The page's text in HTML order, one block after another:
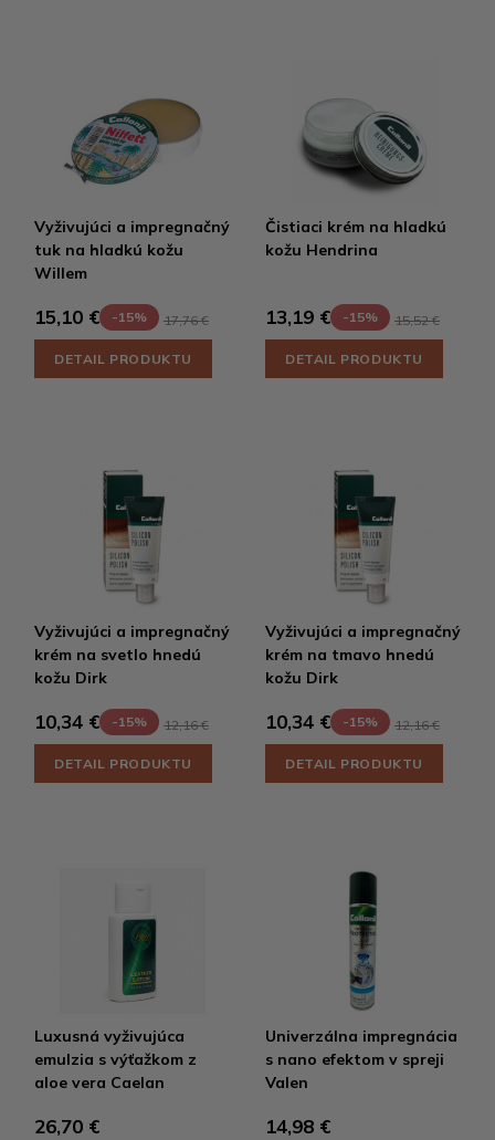
Vyživujúci a impregnačný
tuk na hladkú kožu
Willem
15,10 € -15% 17,76 €
DETAIL PRODUKTU
Čistiaci krém na hladkú
kožu Hendrina
13,19 € -15% 15,52 €
DETAIL PRODUKTU
Vyživujúci a impregnačný
krém na svetlo hnedú
kožu Dirk
10,34 € -15% 12,16 €
DETAIL PRODUKTU
Vyživujúci a impregnačný
krém na tmavo hnedú
kožu Dirk
10,34 € -15% 12,16 €
DETAIL PRODUKTU
Luxusná vyživujúca
emulzia s výťažkom z
aloe vera Caelan
26,70 €
Univerzálna impregnácia
s nano efektom v spreji
Valen
14,98 €